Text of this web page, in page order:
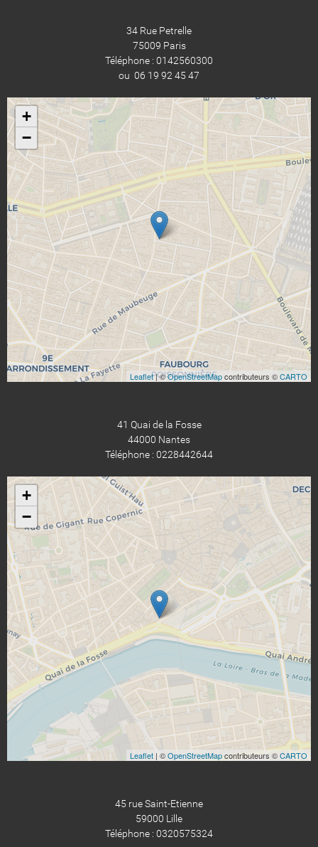
34 Rue Petrelle
75009 Paris
Téléphone : 0142560300
ou 06 19 92 45 47
+
−
Leaflet| ©OpenStreetMapcontributeurs ©CARTO
41 Quai de la Fosse
44000 Nantes
Téléphone : 0228442644
+
−
Leaflet | ©OpenStreetMapcontributeurs ©CARTO
45 rue Saint-Etienne
59000 Lille
Téléphone : 0320575324